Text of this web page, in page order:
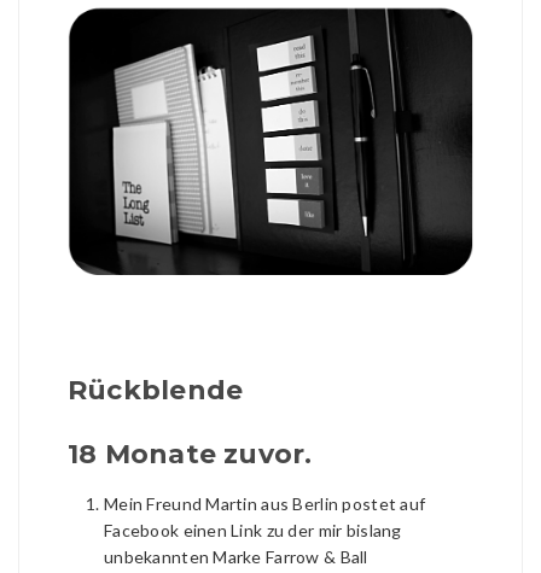
Rückblende
18 Monate zuvor.
Mein Freund Martin aus Berlin postet auf
Facebook einen Link zu der mir bislang
unbekannten Marke Farrow & Ball